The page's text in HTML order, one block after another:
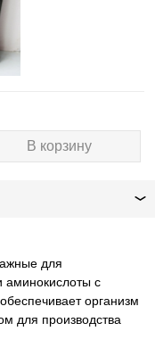
В корзину
для
аминокислоты с
организм
для производства